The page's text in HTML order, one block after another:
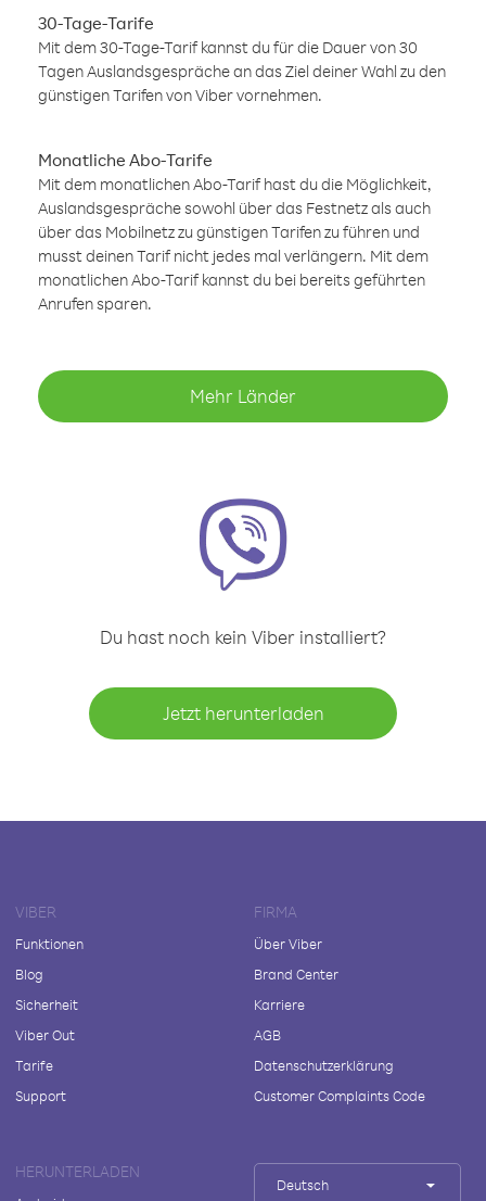
30-Tage-Tarife
Mit dem 30-Tage-Tarif kannst du für die Dauer von 30
Tagen Auslandsgespräche an das Ziel deiner Wahl zu den
günstigen Tarifen von Viber vornehmen.
Monatliche Abo-Tarife
Mit dem monatlichen Abo-Tarif hast du die Möglichkeit,
Auslandsgespräche sowohl über das Festnetz als auch
über das Mobilnetz zu günstigen Tarifen zu führen und
musst deinen Tarif nicht jedes mal verlängern. Mit dem
monatlichen Abo-Tarif kannst du bei bereits geführten
Anrufen sparen.
Mehr Länder
Du hast noch kein Viber installiert?
Jetzt herunterladen
VIBER
Funktionen
Blog
Sicherheit
Viber Out
Tarife
Support
FIRMA
Über Viber
Brand Center
Karriere
AGB
Datenschutzerklärung
Customer Complaints Code
HERUNTERLADEN
Deutsch